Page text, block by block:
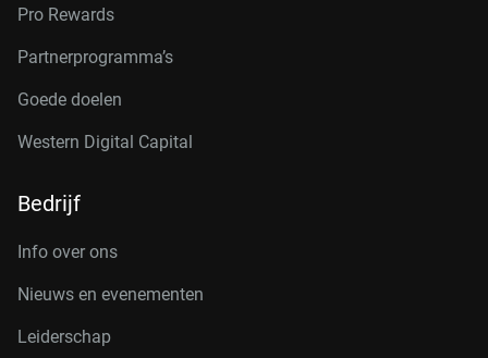
Pro Rewards
Partnerprogramma’s
Goede doelen
Western Digital Capital
Bedrijf
Info over ons
Nieuws en evenementen
Leiderschap